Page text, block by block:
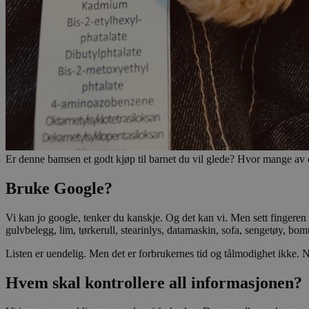
Er denne bamsen et godt kjøp til barnet du vil glede? Hvor mange
Bruke Google?
Vi kan jo google, tenker du kanskje. Og det kan vi. Men sett
gulvbelegg, lim, tørkerull, stearinlys, datamaskin, sofa, sengetøy,
Listen er uendelig. Men det er forbrukernes tid og tålmodighet
Hvem skal kontrollere all informasjonen?
pageviewCount
nelapi-product-
nelapi-last-visited-
Navn
33776333-1
Navn
_fbp